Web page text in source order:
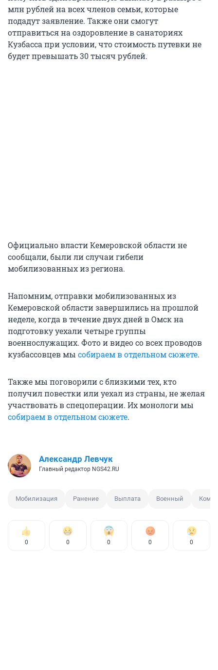
млн рублей на всех членов семьи, которые
подадут заявление. Также они смогут
отправиться на оздоровление в санаториях
Кузбасса при условии, что стоимость путевки не
будет превышать 30 тысяч рублей.
Официально власти Кемеровской области не
сообщали, были ли случаи гибели
мобилизованных из региона.
Напомним, отправки мобилизованных из
Кемеровской области завершились на прошлой
неделе, когда в течение двух дней в Омск на
подготовку уехали четыре группы
военнослужащих. Фото и видео со всех проводов
кузбассовцев мы собираем в отдельном сюжете.
Также мы поговорили с близкими тех, кто
получил повестки или уехал из страны, не желая
участвовать в спецоперации. Их монологи мы
собираем в отдельном сюжете.
Александр Левчук
Главный редактор NGS42.RU
Мобилизация Ранение Выплата Военный
0 0 0 0 0